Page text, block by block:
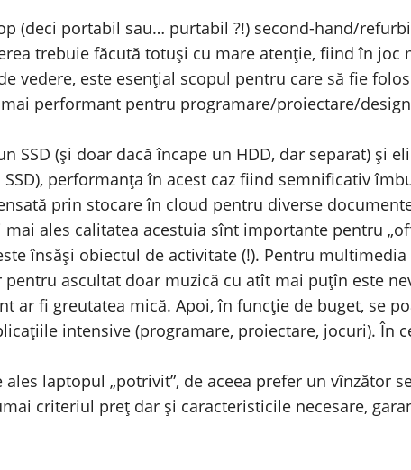
(deci portabil sau… purtabil ?!) second-hand/
trebuie făcută totuși cu mare atenție, fiind în joc
vedere, este esențial scopul pentru care să fie
performant pentru programare/proiectare/
SSD (și doar dacă încape un HDD, dar separat) și
performanța în acest caz fiind semnificativ
prin stocare în cloud pentru diverse
ales calitatea acestuia sînt importante pentru
însăși obiectul de activitate (!). Pentru multimedia
ascultat doar muzică cu atît mai puțîn este
ar fi greutatea mică. Apoi, în funcție de buget, se
intensive (programare, proiectare, jocuri). În
laptopul „potrivit”, de aceea prefer un vînzător
criteriul preț dar și caracteristicile necesare,